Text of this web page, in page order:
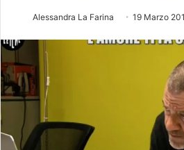
Alessandra La Farina 19 Marzo